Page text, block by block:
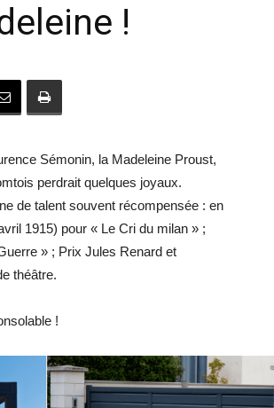
!
Sémonin, la Madeleine Proust,
perdrait quelques joyaux.
de talent souvent récompensée : en
1915) pour « Le Cri du milan » ;
» ; Prix Jules Renard et
théâtre.
!